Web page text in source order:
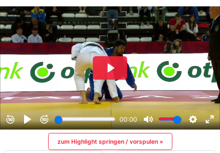
zum Highlight springen / vorspulen »